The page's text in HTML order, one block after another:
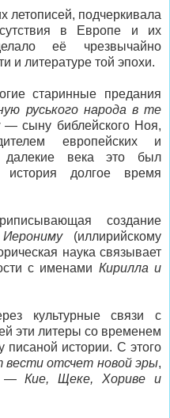
летописей, подчеркивала
в Европе и их
её чрезвычайно
и литературе той эпохи.
старинные предания
руського народа в те
— сыну библейского Ноя,
европейских и
века это был
долгое время
создание
(иллирийскому
наука связывает
с именами Кирилла и
культурные связи с
эти литеры со временем
писаной истории. С этого
вести отсчет новой эры,
—Кие, Щеке, Хориве и